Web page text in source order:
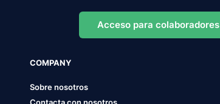
Acceso para colaboradores
COMPANY
Sobre nosotros